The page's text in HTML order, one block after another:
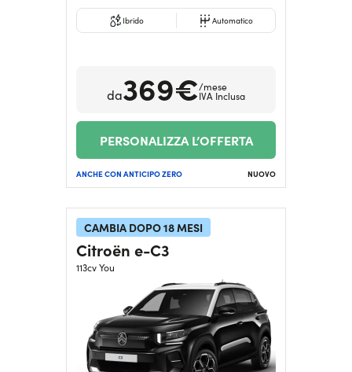
Ibrido Automatico
da369€/mese
IVA Inclusa
PERSONALIZZA L’OFFERTA
ANCHE CON ANTICIPO ZERO NUOVO
CAMBIA DOPO 18 MESI
Citroën e-C3
113cv You